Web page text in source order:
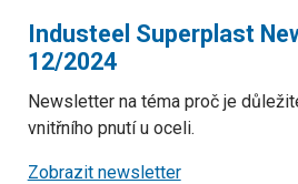
Industeel Superplast
12/2024
Newsletter na téma proč je
vnitřního pnutí u oceli.
Zobrazit newsletter